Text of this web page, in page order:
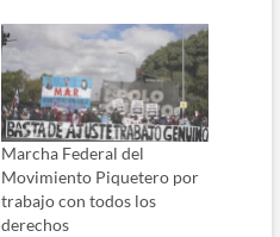
Marcha Federal del
Movimiento Piquetero por
trabajo con todos los
derechos